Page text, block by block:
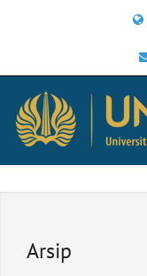
Arsip